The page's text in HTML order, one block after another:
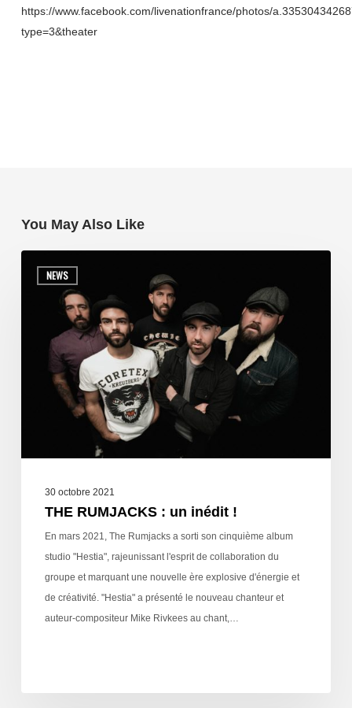
https://www.facebook.com/livenationfrance/photos/
type=3&theater
You May Also Like
NEWS
30 octobre 2021
THE RUMJACKS : un inédit !
En mars 2021, The Rumjacks a sorti son cinquième album
studio "Hestia", rajeunissant l'esprit de collaboration du
groupe et marquant une nouvelle ère explosive d'énergie et
de créativité. "Hestia" a présenté le nouveau chanteur et
auteur-compositeur Mike Rivkees au chant,…